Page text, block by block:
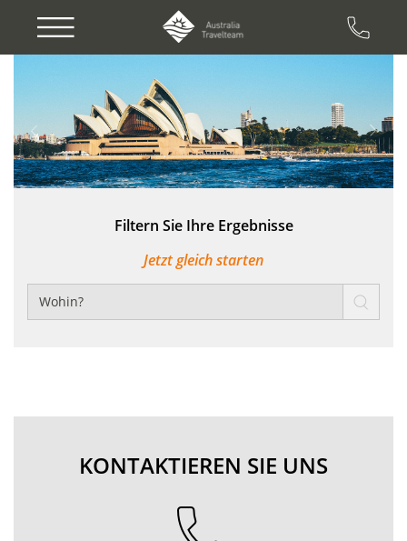
Filtern Sie Ihre Ergebnisse
Jetzt gleich starten
KONTAKTIEREN SIE UNS